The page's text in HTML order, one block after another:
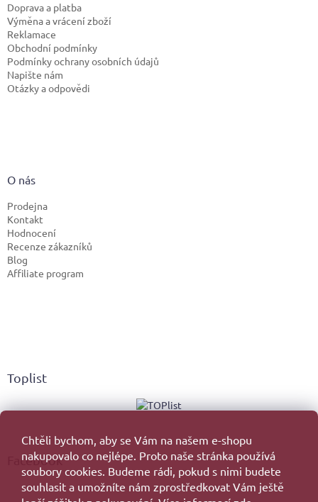
Chtěli bychom, aby se Vám na našem e-shopu
nakupovalo co nejlépe. Proto naše stránka používá
soubory cookies. Budeme rádi, pokud s nimi budete
souhlasit a umožníte nám zprostředkovat Vám ještě
Doprava a platba
Výměna a vrácení zboží
Reklamace
Obchodní podmínky
Podmínky ochrany osobních údajů
Napište nám
Otázky a odpovědi
O nás
Prodejna
Kontakt
Hodnocení
Recenze zákazníků
Blog
Affiliate program
Toplist
Facebook